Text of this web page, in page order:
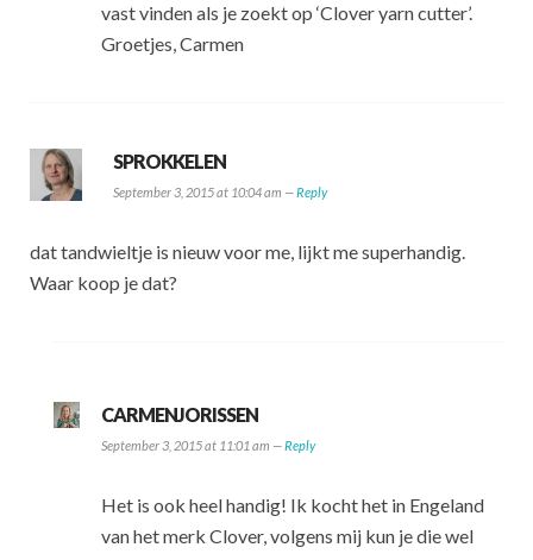
vast vinden als je zoekt op ‘Clover yarn cutter’.
Groetjes, Carmen
SPROKKELEN
September 3, 2015 at 10:04 am —Reply
dat tandwieltje is nieuw voor me, lijkt me superhandig.
Waar koop je dat?
CARMENJORISSEN
September 3, 2015 at 11:01 am —Reply
Het is ook heel handig! Ik kocht het in Engeland
van het merk Clover, volgens mij kun je die wel